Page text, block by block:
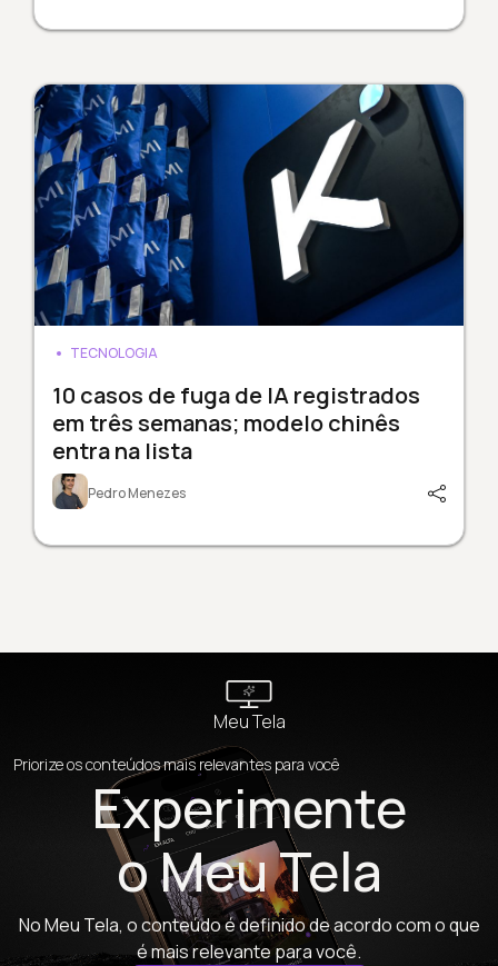
TECNOLOGIA
10 casos de fuga de IA registrados
em três semanas; modelo chinês
entra na lista
Pedro Menezes
Meu Tela
Priorize os conteúdos mais relevantes para você
Experimente
o Meu Tela
No Meu Tela, o conteúdo é definido de acordo com o que
é mais relevante para você.